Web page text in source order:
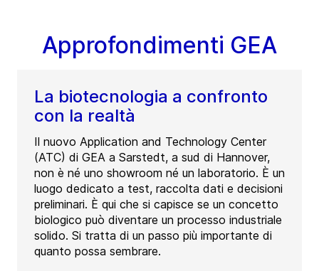
Approfondimenti GEA
La biotecnologia a confronto
con la realtà
Il nuovo Application and Technology Center
(ATC) di GEA a Sarstedt, a sud di Hannover,
non è né uno showroom né un laboratorio. È un
luogo dedicato a test, raccolta dati e decisioni
preliminari. È qui che si capisce se un concetto
biologico può diventare un processo industriale
solido. Si tratta di un passo più importante di
quanto possa sembrare.